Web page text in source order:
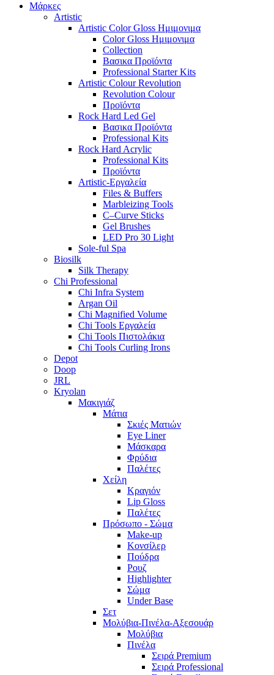
Μάρκες
Artistic
Artistic Color Gloss Ημιμονιμα
Color Gloss Ημιμονιμα
Collection
Βασικα Προϊόντα
Professional Starter Kits
Artistic Colour Revolution
Revolution Colour
Προϊόντα
Rock Hard Led Gel
Βασικα Προϊόντα
Professional Kits
Rock Hard Acrylic
Professional Kits
Προϊόντα
Artistic-Εργαλεία
Files & Buffers
Marbleizing Tools
C–Curve Sticks
Gel Brushes
LED Pro 30 Light
Sole-ful Spa
Biosilk
Silk Therapy
Chi Professional
Chi Infra System
Argan Oil
Chi Magnified Volume
Chi Tools Εργαλεία
Chi Tools Πιστολάκια
Chi Tools Curling Irons
Depot
Doop
JRL
Kryolan
Μακιγιάζ
Μάτια
Σκιές Ματιών
Eye Liner
Μάσκαρα
Φρύδια
Παλέτες
Χείλη
Κραγιόν
Lip Gloss
Παλέτες
Πρόσωπο - Σώμα
Make-up
Κονσίλερ
Πούδρα
Ρουζ
Highlighter
Σώμα
Under Base
Σετ
Μολύβια-Πινέλα-Αξεσουάρ
Μολύβια
Πινέλα
Σειρά Premium
Σειρά Professional